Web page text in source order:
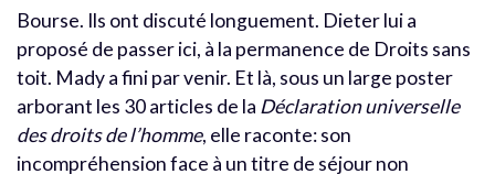
Bourse. Ils ont discuté longuement. Dieter lui a
proposé de passer ici, à la permanence de Droits sans
toit. Mady a fini par venir. Et là, sous un large poster
arborant les 30 articles de la Déclaration universelle
des droits de l’homme, elle raconte: son
incompréhension face à un titre de séjour non